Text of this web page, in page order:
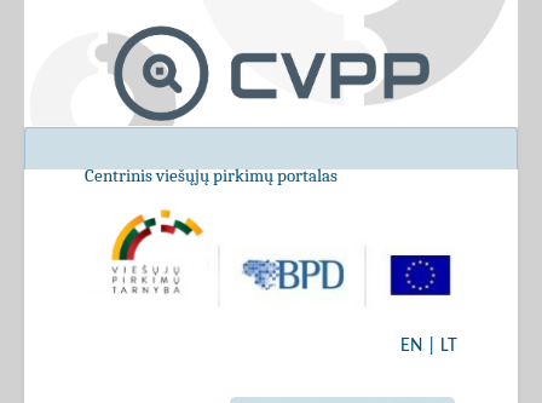
Centrinis viešųjų pirkimų portalas
EN LT